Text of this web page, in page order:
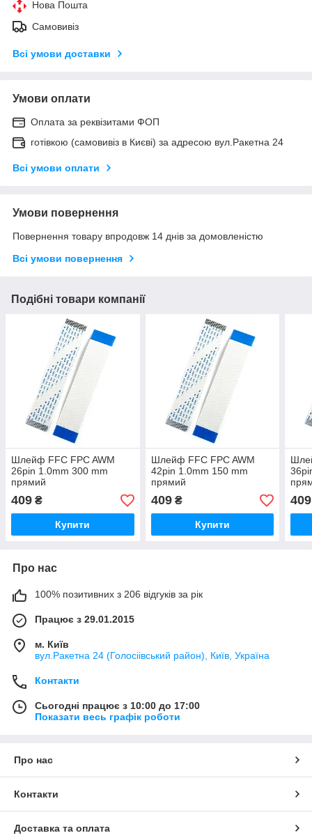
Нова Пошта
Самовивіз
Всі умови доставки
Умови оплати
Оплата за реквізитами ФОП
готівкою (самовивіз в Києві) за адресою вул.Ракетна 24
Всі умови оплати
Умови повернення
Повернення товару впродовж 14 днів за домовленістю
Всі умови повернення
Подібні товари компанії
Шлейф FFC FPC AWM
26pin 1.0mm 300 mm
прямий
409 ₴
Купити
Шлейф FFC FPC AWM
42pin 1.0mm 150 mm
прямий
409₴
Купити
SX
409
Про нас
100% позитивних з 206 відгуків за рік
Працює з 29.01.2015
м. Київ
вул.Ракетна 24 (Голосіівський район), Київ, Україна
Контакти
Сьогодні працює з 10:00 до 17:00
Показати весь графік роботи
Про нас
Контакти
Доставка та оплата